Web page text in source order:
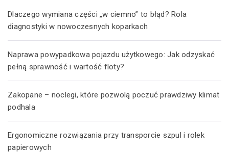
Dlaczego wymiana części „w ciemno” to błąd? Rola
diagnostyki w nowoczesnych koparkach
Naprawa powypadkowa pojazdu użytkowego: Jak odzyskać
pełną sprawność i wartość floty?
Zakopane – noclegi, które pozwolą poczuć prawdziwy klimat
podhala
Ergonomiczne rozwiązania przy transporcie szpul i rolek
papierowych